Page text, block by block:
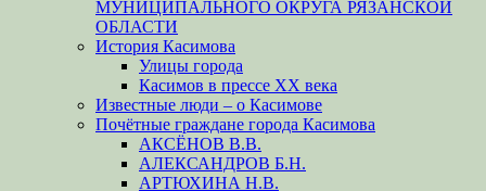
МУНИЦИПАЛЬНОГО ОКРУГА РЯЗАНСКОЙ
ОБЛАСТИ
История Касимова
Улицы города
Касимов в прессе XX века
Известные люди – о Касимове
Почётные граждане города Касимова
АКСЁНОВ В.В.
АЛЕКСАНДРОВ Б.Н.
АРТЮХИНА Н.В.